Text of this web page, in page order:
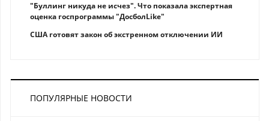
"Буллинг никуда не исчез". Что показала экспертная
оценка госпрограммы "ДосболLike"
США готовят закон об экстренном отключении ИИ
ПОПУЛЯРНЫЕ НОВОСТИ